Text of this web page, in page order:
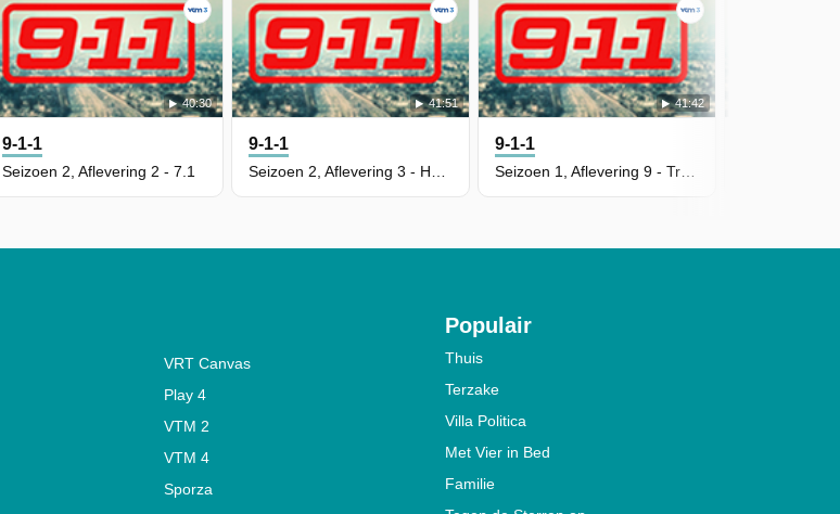
40:30
9-1-1
Seizoen 2, Aflevering 2 - 7.1
41:51
9-1-1
41:42
9-1-1
VRT Canvas
Play 4
VTM 2
VTM 4
Sporza
Populair
Thuis
Terzake
Villa Politica
Met Vier in Bed
Familie